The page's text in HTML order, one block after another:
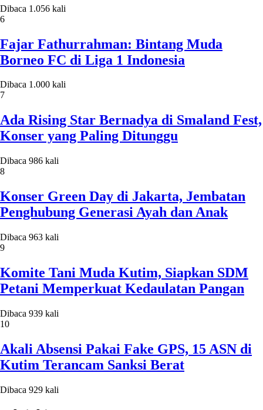
Dibaca 1.056 kali
6
Fajar Fathurrahman: Bintang Muda
Borneo FC di Liga 1 Indonesia
Dibaca 1.000 kali
7
Ada Rising Star Bernadya di Smaland Fest,
Konser yang Paling Ditunggu
Dibaca 986 kali
8
Konser Green Day di Jakarta, Jembatan
Penghubung Generasi Ayah dan Anak
Dibaca 963 kali
9
Komite Tani Muda Kutim, Siapkan SDM
Petani Memperkuat Kedaulatan Pangan
Dibaca 939 kali
10
Akali Absensi Pakai Fake GPS, 15 ASN di
Kutim Terancam Sanksi Berat
Dibaca 929 kali